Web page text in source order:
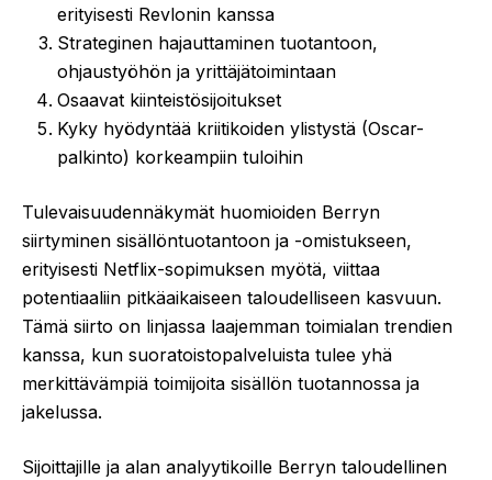
erityisesti Revlonin kanssa
Strateginen hajauttaminen tuotantoon,
ohjaustyöhön ja yrittäjätoimintaan
Osaavat kiinteistösijoitukset
Kyky hyödyntää kriitikoiden ylistystä (Oscar-
palkinto) korkeampiin tuloihin
Tulevaisuudennäkymät huomioiden Berryn
siirtyminen sisällöntuotantoon ja -omistukseen,
erityisesti Netflix-sopimuksen myötä, viittaa
potentiaaliin pitkäaikaiseen taloudelliseen kasvuun.
Tämä siirto on linjassa laajemman toimialan trendien
kanssa, kun suoratoistopalveluista tulee yhä
merkittävämpiä toimijoita sisällön tuotannossa ja
jakelussa.
Sijoittajille ja alan analyytikoille Berryn taloudellinen